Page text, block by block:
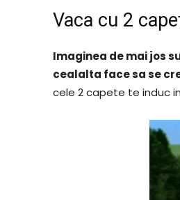
Vaca cu 2
Imaginea de mai jos
cealalta face sa se
cele 2 capete te induc